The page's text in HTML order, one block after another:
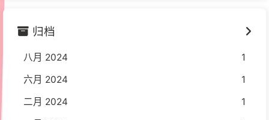
归档
八月 2024
1
六月 2024
1
二月 2024
1